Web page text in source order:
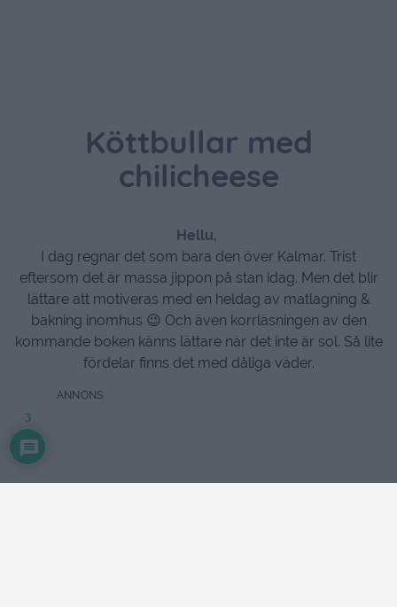
Köttbullar med
chilicheese
Hellu,
I dag regnar det som bara den över Kalmar. Trist
eftersom det är massa jippon på stan idag. Men det blir
lättare att motiveras med en heldag av matlagning &
bakning inomhus 😉 Och även korrläsningen av den
kommande boken känns lättare när det inte är sol. Så lite
fördelar finns det med dåliga väder.
3